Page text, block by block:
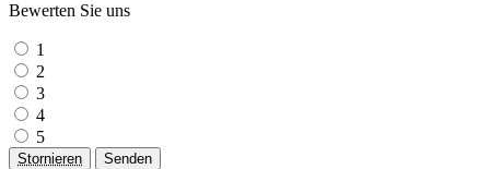
Bewerten Sie uns
1
2
3
4
5
Stornieren Senden